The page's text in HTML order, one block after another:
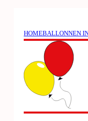
HOMEBALLONNEN